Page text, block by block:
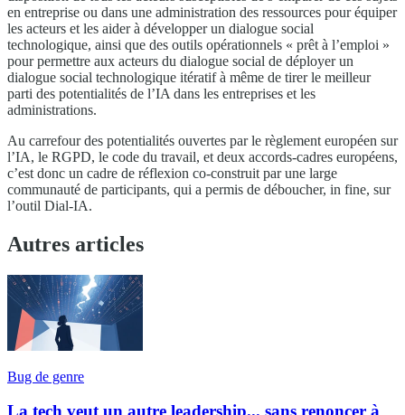
en entreprise ou dans une administration des ressources pour équiper
les acteurs et les aider à développer un dialogue social
technologique, ainsi que des outils opérationnels « prêt à l’emploi »
pour permettre aux acteurs du dialogue social de déployer un
dialogue social technologique itératif à même de tirer le meilleur
parti des potentialités de l’IA dans les entreprises et les
administrations.
Au carrefour des potentialités ouvertes par le règlement européen sur
l’IA, le RGPD, le code du travail, et deux accords-cadres européens,
c’est donc un cadre de réflexion co-construit par une large
communauté de participants, qui a permis de déboucher, in fine, sur
l’outil Dial-IA.
Autres articles
Bug de genre